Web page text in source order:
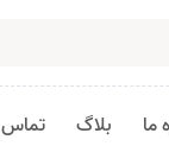
ما بلاگ تماس